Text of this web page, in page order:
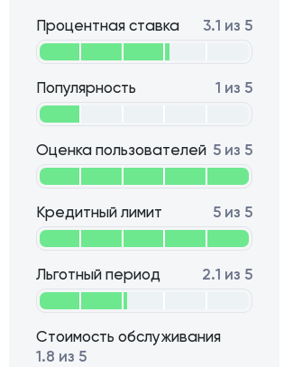
Кредитный лимит 5 из 5
Льготный период 2.1 из 5
Стоимость обслуживания
1.8 из 5
Процентная ставка 3.1 из 5
Популярность 1 из 5
Оценка пользователей 5 из 5